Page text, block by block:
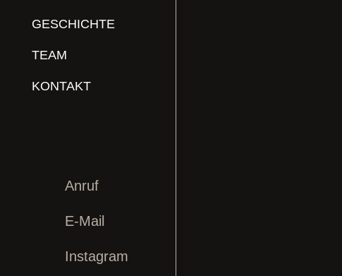
GESCHICHTE
TEAM
KONTAKT
Anruf
E-Mail
Instagram